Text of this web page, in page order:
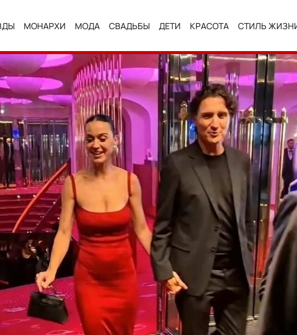
МОНАРХИ МОДА СВАДЬБЫ ДЕТИ КРАСОТА СТИЛЬ